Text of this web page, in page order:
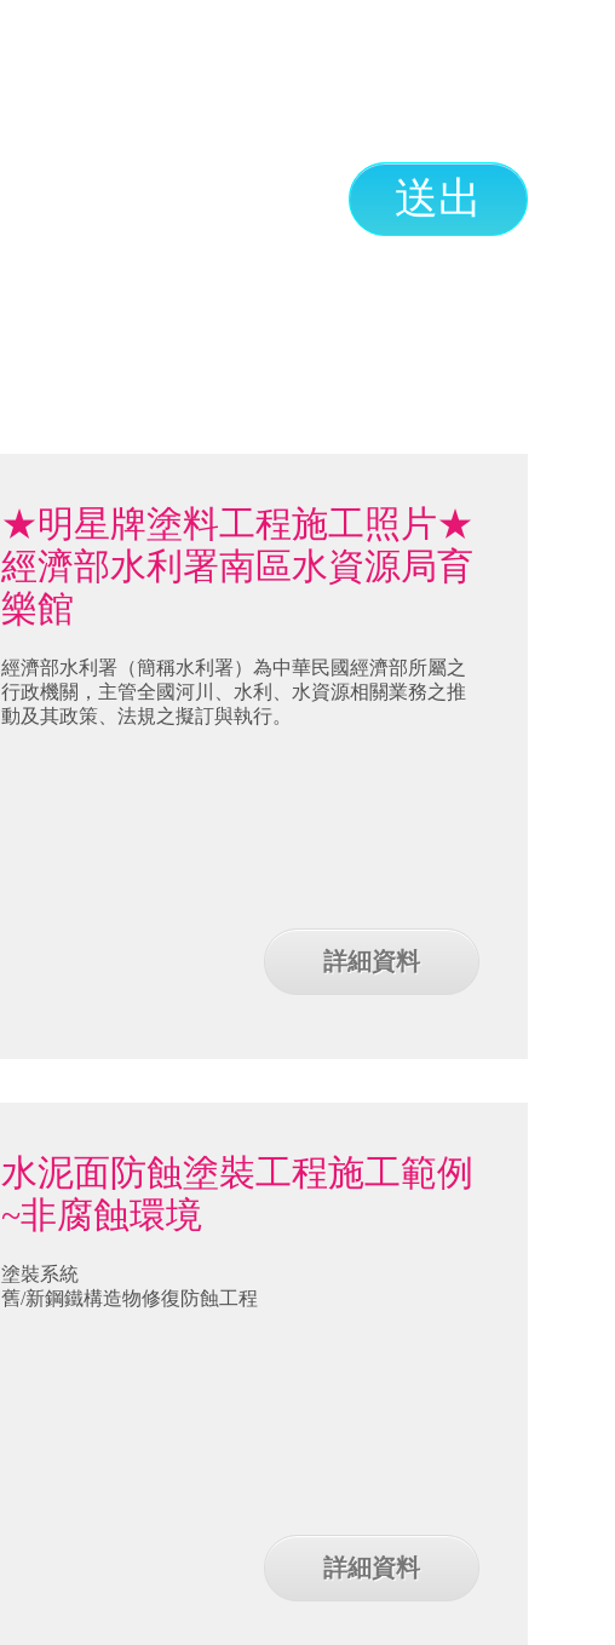
送出
★明星牌塗料工程施工照片★
經濟部水利署南區水資源局育
樂館
經濟部水利署（簡稱水利署）為中華民國經濟部所屬之
行政機關，主管全國河川、水利、水資源相關業務之推
動及其政策、法規之擬訂與執行。
詳細資料
水泥面防蝕塗裝工程施工範例
~非腐蝕環境
塗裝系統
舊/新鋼鐵構造物修復防蝕工程
詳細資料